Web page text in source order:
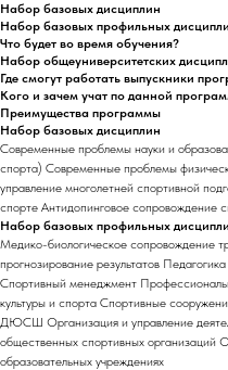
Набор базовых дисциплин
Набор базовых профильных
Что будет во время обучения?
Набор общеуниверситетских
Где смогут работать выпускники
Кого и зачем учат по данной
Преимущества программы
Набор базовых дисциплин
Современные проблемы науки и
спорта) Современные проблемы
управление многолетней спортивной
спорте Антидопинговое сопровождение
Набор базовых профильных
Медико-биологическое сопровождение
прогнозирование результатов
Спортивный менеджмент
культуры и спорта Спортивные
ДЮСШ Организация и управление
общественных спортивных организаций
образовательных учреждениях